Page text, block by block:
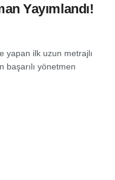
Yayımlandı!
yapan ilk uzun metrajlı
başarılı yönetmen